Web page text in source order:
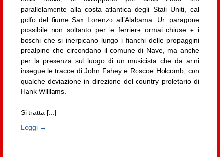
parallelamente alla costa atlantica degli Stati Uniti, dal
golfo del fiume San Lorenzo all’Alabama. Un paragone
possibile non soltanto per le ferriere ormai chiuse e i
boschi che si inerpicano lungo i fianchi delle propaggini
prealpine che circondano il comune di Nave, ma anche
per la presenza sul luogo di un musicista che da anni
insegue le tracce di John Fahey e Roscoe Holcomb, con
qualche deviazione in direzione del country proletario di
Hank Williams.
Si tratta [...]
Leggi →